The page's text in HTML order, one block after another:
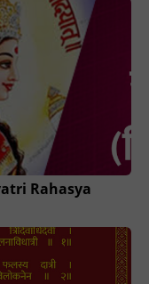
Rahasya